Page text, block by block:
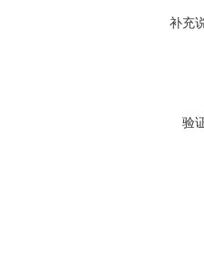
补充
验